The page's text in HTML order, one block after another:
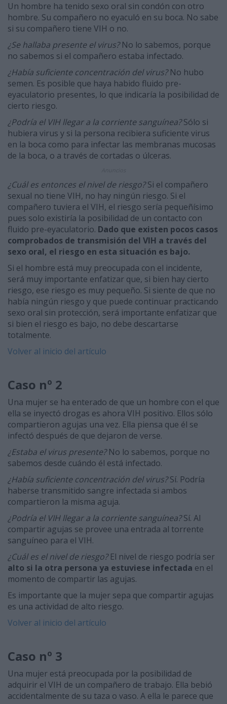
Un hombre ha tenido sexo oral sin condón con otro
hombre. Su compañero no eyaculó en su boca. No sabe
si su compañero tiene VIH o no.
¿Se hallaba presente el virus?No lo sabemos, porque
no sabemos si el compañero estaba infectado.
¿Había suficiente concentración del virus?No hubo
semen. Es posible que haya habido fluido pre-
eyaculatorio presentes, lo que indicaría la posibilidad de
cierto riesgo.
¿Podría el VIH llegar a la corriente sanguínea?Sólo si
hubiera virus y si la persona recibiera suficiente virus
en la boca como para infectar las membranas mucosas
de la boca, o a través de cortadas o úlceras.
¿Cuál es entonces el nivel de riesgo?Si el compañero
sexual no tiene VIH, no hay ningún riesgo. Si el
compañero tuviera el VIH, el riesgo sería pequeñísimo
pues solo existiría la posibilidad de un contacto con
fluido pre-eyaculatorio. Dado que existen pocos casos
comprobados de transmisión del VIH a través del
sexo oral, el riesgo en esta situación es bajo.
Si el hombre está muy preocupada con el incidente,
será muy importante enfatizar que, si bien hay cierto
riesgo, ese riesgo es muy pequeño. Si siente de que no
había ningún riesgo y que puede continuar practicando
sexo oral sin protección, será importante enfatizar que
si bien el riesgo es bajo, no debe descartarse
totalmente.
Volver al inicio del artículo
Caso nº 2
Una mujer se ha enterado de que un hombre con el que
ella se inyectó drogas es ahora VIH positivo. Ellos sólo
compartieron agujas una vez. Ella piensa que él se
infectó después de que dejaron de verse.
¿Estaba el virus presente?No lo sabemos, porque no
sabemos desde cuándo él está infectado.
¿Había suficiente concentración del virus?Sí. Podría
haberse transmitido sangre infectada si ambos
compartieron la misma aguja.
¿Podría el VIH llegar a la corriente sanguínea?Sí. Al
compartir agujas se provee una entrada al torrente
sanguíneo para el VIH.
¿Cuál es el nivel de riesgo?El nivel de riesgo podría ser
alto si la otra persona ya estuviese infectada en el
momento de compartir las agujas.
Es importante que la mujer sepa que compartir agujas
es una actividad de alto riesgo.
Volver al inicio del artículo
Caso nº 3
Una mujer está preocupada por la posibilidad de
adquirir el VIH de un compañero de trabajo. Ella bebió
accidentalmente de su taza o vaso. A ella le parece que